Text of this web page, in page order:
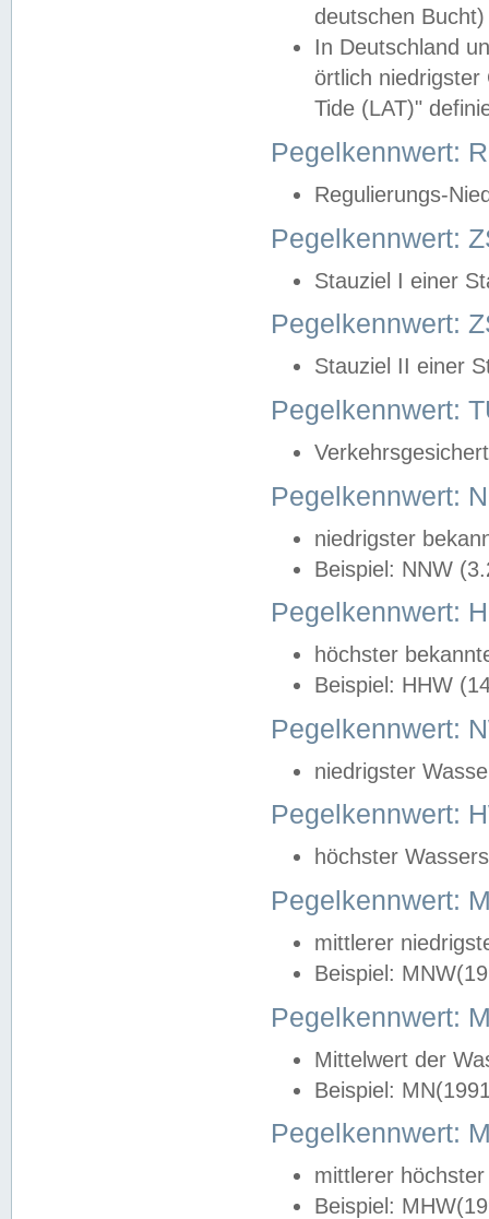
deutschen
In Deutschland
örtlich
Tide (LAT)"
Pegelkennwert:
Regulierungs-
Pegelkennwert:
Stauziel I einer
Pegelkennwert:
Stauziel II einer
Pegelkennwert:
Pegelkennwert:
niedrigster
Beispiel: NNW
Pegelkennwert:
höchster
Beispiel: HHW
Pegelkennwert:
niedrigster
Pegelkennwert:
höchster
Pegelkennwert:
mittlerer
Beispiel:
Pegelkennwert:
Mittelwert der
Beispiel:
Pegelkennwert:
mittlerer
Beispiel: